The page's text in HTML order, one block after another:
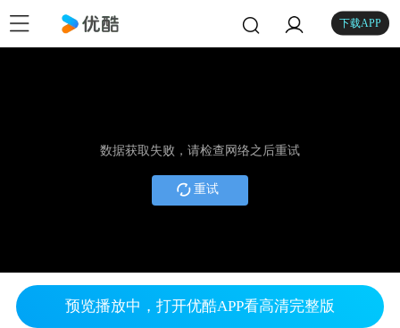
下载APP
数据获取失败，请检查网络之后重试
重试
预览播放中，打开优酷APP看高清完整版